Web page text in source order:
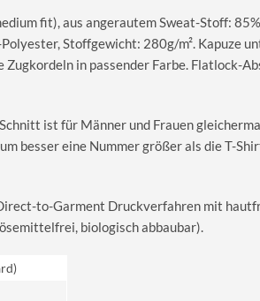
fit), aus angerautem Sweat-Stoff:
Stoffgewicht: 280g/m². Kapuze
in passender Farbe. Flatlock-
ist für Männer und Frauen
besser eine Nummer größer als die T-
to-Garment Druckverfahren mit
biologisch abbaubar).